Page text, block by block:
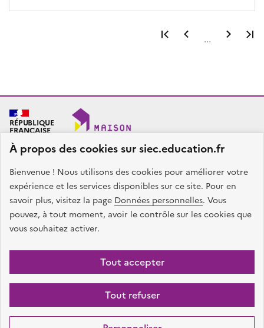
À propos des cookies sur siec.education.fr
Bienvenue ! Nous utilisons des cookies pour améliorer votre
expérience et les services disponibles sur ce site. Pour en
savoir plus, visitez la page Données personnelles. Vous
pouvez, à tout moment, avoir le contrôle sur les cookies que
vous souhaitez activer.
Tout accepter
Tout refuser
Première page
Page
...
RÉPUBLIQUE
FRANÇAISE
SIEC - Maison des examens
Académies de Créteil, Paris et Versailles
7, rue Ernest Renan
94749 ARCUEIL CEDEX
Nous contacter
facebook
x instagramlinkedin
Gestion des cookies